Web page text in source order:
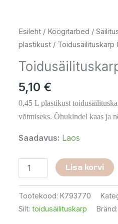
Esileht/ Köögitarbed /
plastikust/ Toidusäilituskarp
5,10 €
0,45 L plastikust
võtmiseks. Õhukindel kaas ja
Saadavus: Laos
Toidusäilituskarp
0,45
kogus
Lisa korvi
Tootekood: K793770
Silt: toidusäilituskarp Bränd: